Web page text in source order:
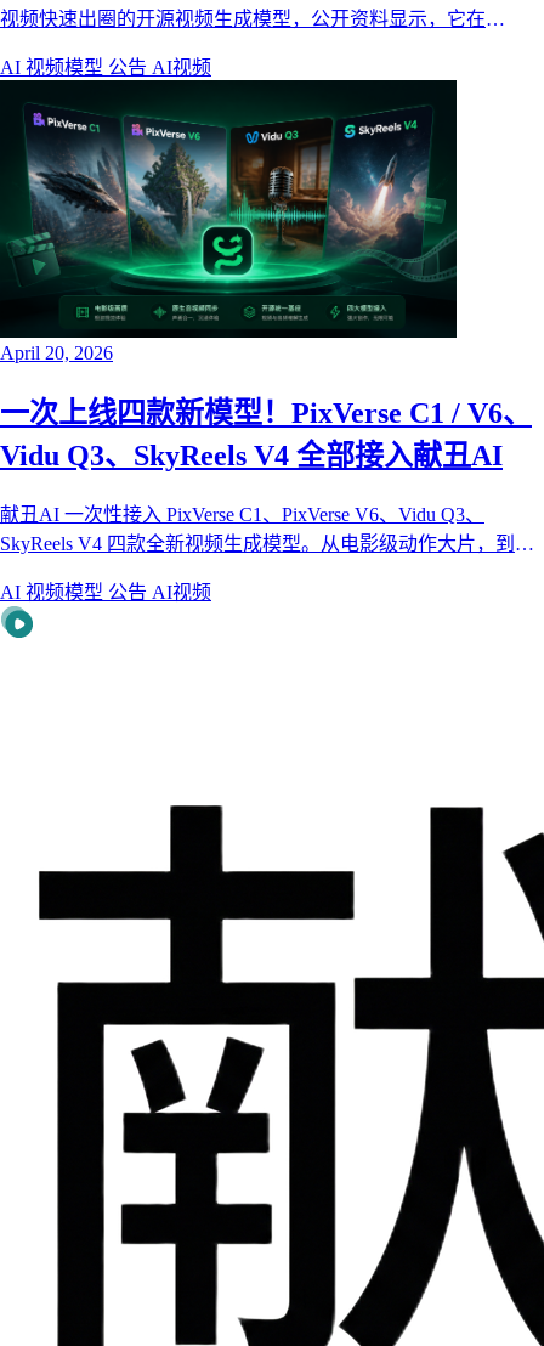
视频快速出圈的开源视频生成模型，公开资料显示，它在
在文本生视频、图生视频、1080p 输出、运动稳定性和音视频同
步架构上都有非常强的竞争力。
AI 视频模型 公告 AI视频
April 20, 2026
一次上线四款新模型！PixVerse C1 / V6、
Vidu Q3、SkyReels V4 全部接入献丑AI
献丑AI 一次性接入 PixVerse C1、PixVerse V6、Vidu Q3、
SkyReels V4 四款全新视频生成模型。从电影级动作大片，到原
值得用的视频模型，一站式装进献丑画布。
AI 视频模型 公告 AI视频